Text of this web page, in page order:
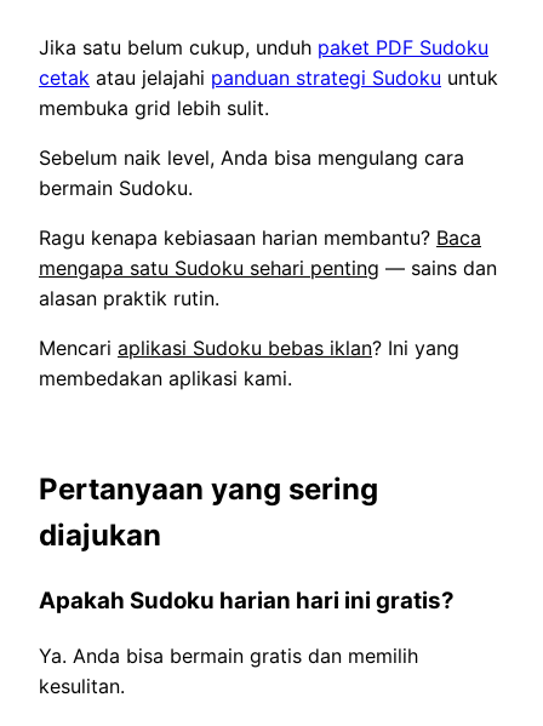
Jika satu belum cukup, unduh paket PDF Sudoku
cetak atau jelajahi panduan strategi Sudoku untuk
membuka grid lebih sulit.
Sebelum naik level, Anda bisa mengulang cara
bermain Sudoku.
Ragu kenapa kebiasaan harian membantu? Baca
mengapa satu Sudoku sehari penting — sains dan
alasan praktik rutin.
Mencari aplikasi Sudoku bebas iklan? Ini yang
membedakan aplikasi kami.
Pertanyaan yang sering
diajukan
Apakah Sudoku harian hari ini gratis?
Ya. Anda bisa bermain gratis dan memilih
kesulitan.